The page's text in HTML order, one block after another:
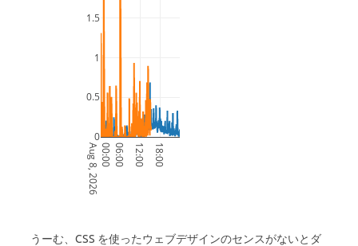
うーむ、CSS を使ったウェブデザインのセンスがないとダ